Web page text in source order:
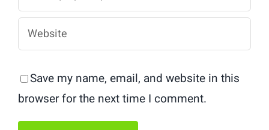
Save my name, email, and website in this
browser for the next time I comment.